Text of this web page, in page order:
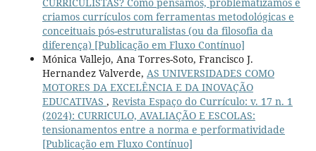
CURRICULISTAS? Como pensamos, problematizamos e
criamos currículos com ferramentas metodológicas e
conceituais pós-estruturalistas (ou da filosofia da
diferença) [Publicação em Fluxo Contínuo]
Mónica Vallejo, Ana Torres-Soto, Francisco J.
Hernandez Valverde, AS UNIVERSIDADES COMO
MOTORES DA EXCELÊNCIA E DA INOVAÇÃO
EDUCATIVAS , Revista Espaço do Currículo: v. 17 n. 1
(2024): CURRICULO, AVALIAÇÃO E ESCOLAS:
tensionamentos entre a norma e performatividade
[Publicação em Fluxo Contínuo]